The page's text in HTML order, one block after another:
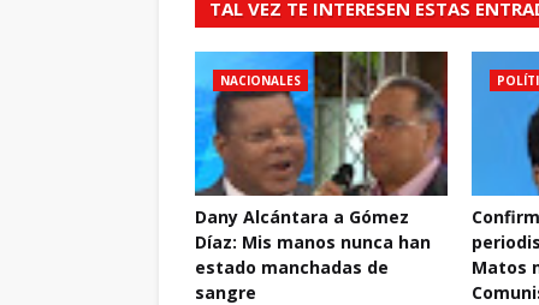
TAL VEZ TE INTERESEN ESTAS
NACIONALES
Dany Alcántara a Gómez
Díaz: Mis manos nunca han
estado manchadas de
sangre
Matos